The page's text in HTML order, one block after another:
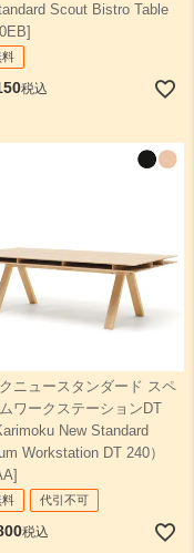
Scout Bistro Table
料
税込
ニュースタンダード スペ
ワークステーションDT
New Standard
Workstation DT 240）
料 代引不可
税込